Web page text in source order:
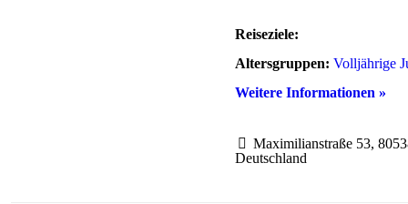
Reiseziele:
Altersgruppen: Volljährige
Weitere Informationen »
Maximilianstraße 53,
Deutschland